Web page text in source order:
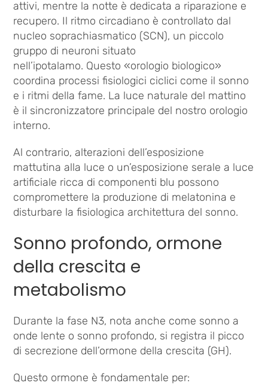
attivi, mentre la notte è dedicata a riparazione e
recupero. Il ritmo circadiano è controllato dal
nucleo soprachiasmatico (SCN), un piccolo
gruppo di neuroni situato
nell’ipotalamo. Questo «orologio biologico»
coordina processi fisiologici ciclici come il sonno
e i ritmi della fame. La luce naturale del mattino
è il sincronizzatore principale del nostro orologio
interno.
Al contrario, alterazioni dell’esposizione
mattutina alla luce o un’esposizione serale a luce
artificiale ricca di componenti blu possono
compromettere la produzione di melatonina e
disturbare la fisiologica architettura del sonno.
Sonno profondo, ormone
della crescita e
metabolismo
Durante la fase N3, nota anche come sonno a
onde lente o sonno profondo, si registra il picco
di secrezione dell’ormone della crescita (GH).
Questo ormone è fondamentale per: